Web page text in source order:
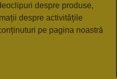
despre produse,
despre activitățile
pe pagina noastră